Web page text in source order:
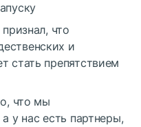
что
и
стать препятствием
что мы
у нас есть партнеры,